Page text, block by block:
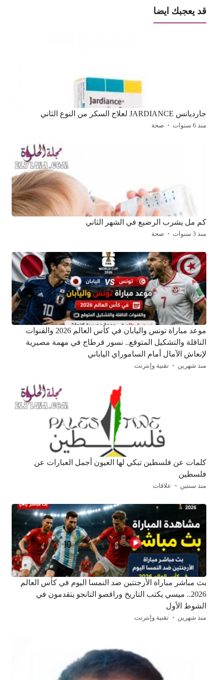
قد يعجبك ايضا
جارديانس JARDIANCE لعلاج السكر من النوع الثاني
منذ 6 سنوات صحة
كم مل يشرب الرضيع في الشهر الثاني
منذ 3 سنوات صحة
موعد مباراة تونس واليابان في كأس العالم 2026 والقنوات
الناقلة والتشكيل المتوقع.. نسور قرطاج في مهمة مصيرية
لإنعاش الآمال أمام الساموراي الياباني
منذ شهرين تقنية وإنترنت
كلمات عن فلسطين تبكي لها العيون أجمل العبارات عن
فلسطين
منذ سنتين علاقات
بث مباشر مباراة الأرجنتين ضد النمسا اليوم في كأس العالم
2026.. ميسي يكتب التاريخ وراقصو التانجو يتقدمون في
الشوط الأول
منذ شهرين تقنية وإنترنت